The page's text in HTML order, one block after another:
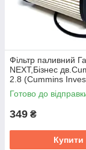
Фiльтр паливний
NEXT,Бiзнес
2.8 (Cummins
FS19925
Готово до
349 ₴
Купити